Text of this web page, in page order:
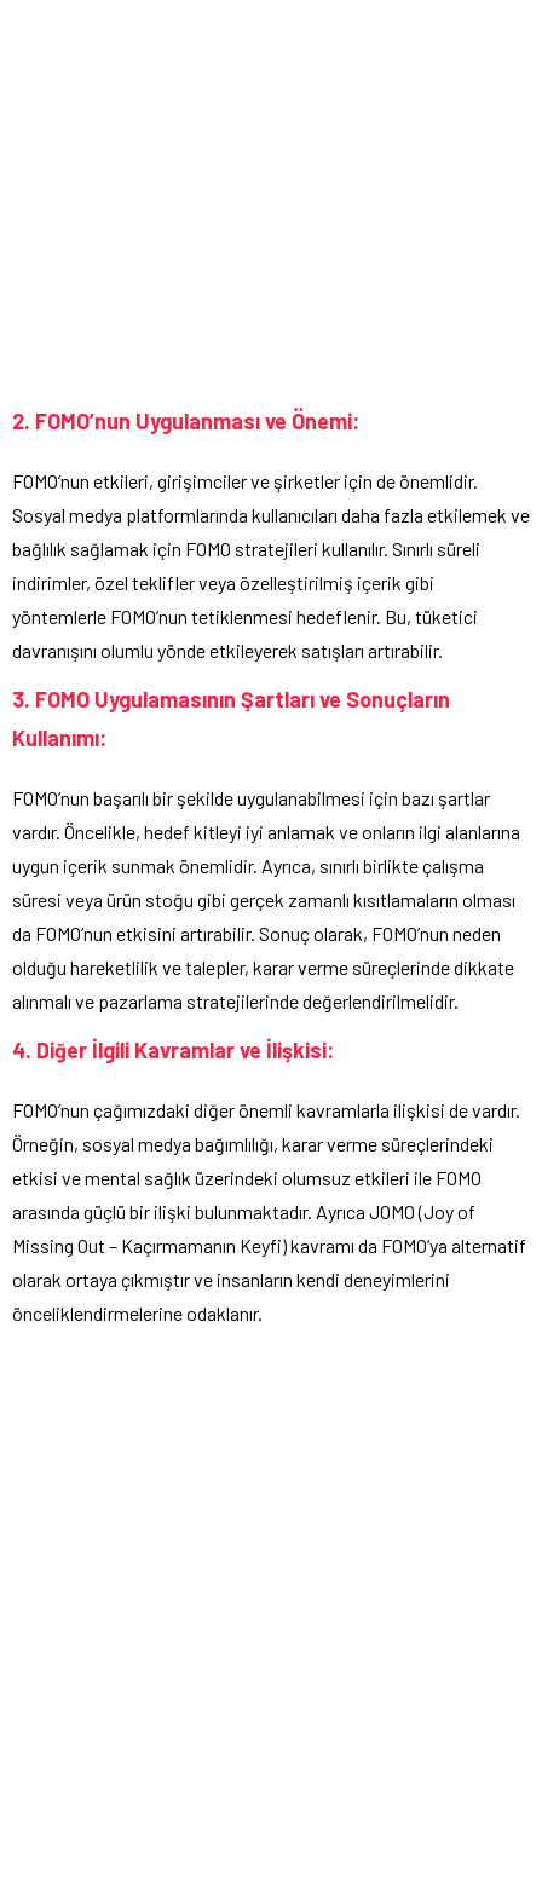
2. FOMO’nun Uygulanması ve Önemi:
FOMO’nun etkileri, girişimciler ve şirketler için de önemlidir.
Sosyal medya platformlarında kullanıcıları daha fazla etkilemek ve
bağlılık sağlamak için FOMO stratejileri kullanılır. Sınırlı süreli
indirimler, özel teklifler veya özelleştirilmiş içerik gibi
yöntemlerle FOMO’nun tetiklenmesi hedeflenir. Bu, tüketici
davranışını olumlu yönde etkileyerek satışları artırabilir.
3. FOMO Uygulamasının Şartları ve Sonuçların
Kullanımı:
FOMO’nun başarılı bir şekilde uygulanabilmesi için bazı şartlar
vardır. Öncelikle, hedef kitleyi iyi anlamak ve onların ilgi alanlarına
uygun içerik sunmak önemlidir. Ayrıca, sınırlı birlikte çalışma
süresi veya ürün stoğu gibi gerçek zamanlı kısıtlamaların olması
da FOMO’nun etkisini artırabilir. Sonuç olarak, FOMO’nun neden
olduğu hareketlilik ve talepler, karar verme süreçlerinde dikkate
alınmalı ve pazarlama stratejilerinde değerlendirilmelidir.
4. Diğer İlgili Kavramlar ve İlişkisi:
FOMO’nun çağımızdaki diğer önemli kavramlarla ilişkisi de vardır.
Örneğin, sosyal medya bağımlılığı, karar verme süreçlerindeki
etkisi ve mental sağlık üzerindeki olumsuz etkileri ile FOMO
arasında güçlü bir ilişki bulunmaktadır. Ayrıca JOMO (Joy of
Missing Out – Kaçırmamanın Keyfi) kavramı da FOMO’ya alternatif
olarak ortaya çıkmıştır ve insanların kendi deneyimlerini
önceliklendirmelerine odaklanır.